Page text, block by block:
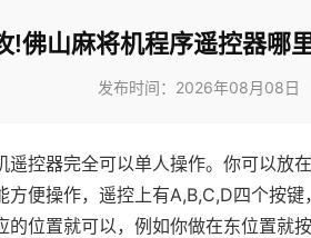
!佛山麻将机程序遥控器哪
发布时间：2026年08月08日
遥控器完全可以单人操作。你可以放
便操作，遥控上有A,B,C,D四个按键
的位置就可以，例如你做在东位置就